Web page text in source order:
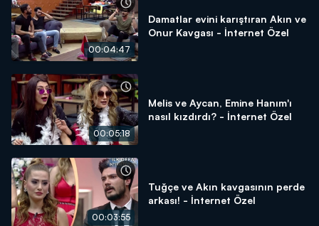
00:04:47
Damatlar evini karıştıran Akın ve
Onur Kavgası - İnternet Özel
00:05:18
Melis ve Aycan, Emine Hanım'ı
nasıl kızdırdı? - İnternet Özel
00:03:55
Tuğçe ve Akın kavgasının perde
arkası! - İnternet Özel